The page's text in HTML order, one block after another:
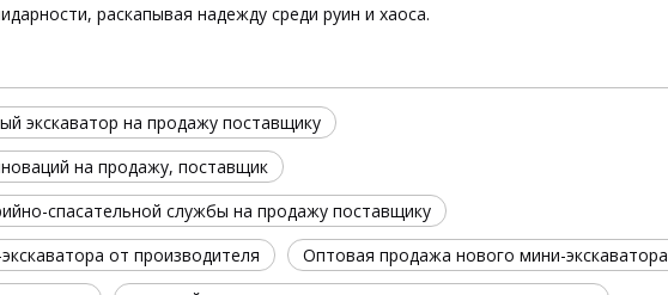
раскапывая надежду среди руин и хаоса.
экскаватор на продажу поставщику
на продажу, поставщик
спасательной службы на продажу поставщику
от производителя
Оптовая продажа нового мини-экскаватора